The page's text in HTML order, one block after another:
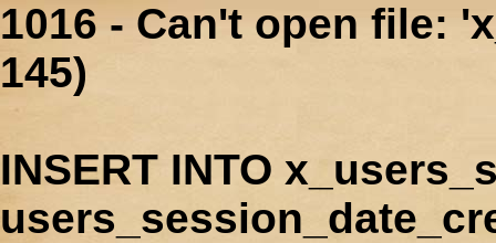
1016 - Can't open file:
145)
INSERT INTO